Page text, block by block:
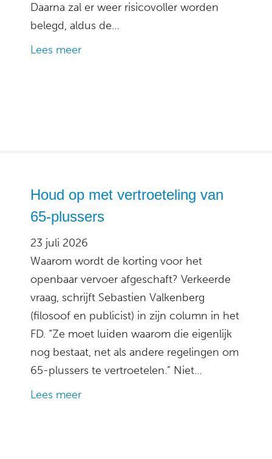
Daarna zal er weer risicovoller worden
belegd, aldus de…
Lees meer
Houd op met vertroeteling van
65-plussers
23 juli 2026
Waarom wordt de korting voor het
openbaar vervoer afgeschaft? Verkeerde
vraag, schrijft Sebastien Valkenberg
(filosoof en publicist) in zijn column in het
FD. “Ze moet luiden waarom die eigenlijk
nog bestaat, net als andere regelingen om
65-plussers te vertroetelen.” Niet…
Lees meer